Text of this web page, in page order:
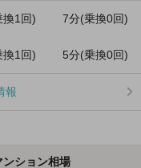
換1回) 7分(乗換0回)
換1回) 5分(乗換0回)
報
ンション相場